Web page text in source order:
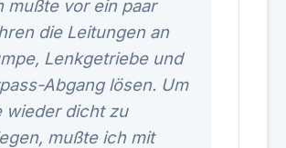
mußte vor ein paar
die Leitungen an
Lenkgetriebe und
Abgang lösen. Um
wieder dicht zu
mußte ich mit